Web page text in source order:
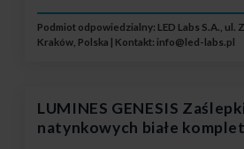
Podmiot odpowiedzialny: LED Labs S.A., ul.
Kraków, Polska | Kontakt: info@led-labs.pl
LUMINES GENESIS
natynkowych białe komplet